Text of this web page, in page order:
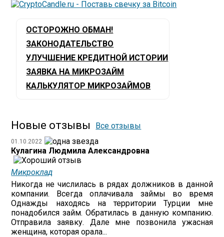
ОСТОРОЖНО ОБМАН!
ЗАКОНОДАТЕЛЬСТВО
УЛУЧШЕНИЕ КРЕДИТНОЙ ИСТОРИИ
ЗАЯВКА НА МИКРОЗАЙМ
КАЛЬКУЛЯТОР МИКРОЗАЙМОВ
Новые отзывы Все отзывы
01.10.2022
Кулагина Людмила Александровна
Микроклад
Никогда не числилась в рядах должников в данной
компании. Всегда оплачивала займы во время
Однажды находясь на территории Турции мне
понадобился займ. Обратилась в данную компанию.
Отправила заявку. Дале мне позвонила ужасная
женщина, которая орала...